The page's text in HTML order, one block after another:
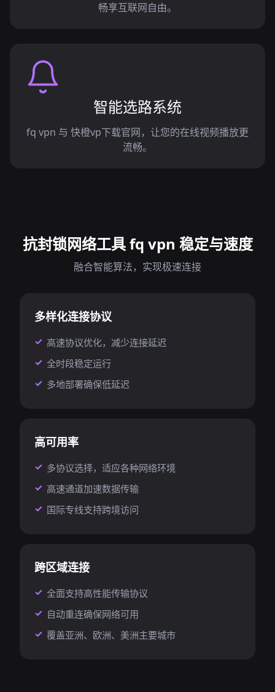
畅享互联网自由。
智能选路系统
fq vpn 与 快橙vp下载官网，让您的在线视频播放更
流畅。
抗封锁网络工具 fq vpn 稳定与速度
融合智能算法，实现极速连接
多样化连接协议
高速协议优化，减少连接延迟
全时段稳定运行
多地部署确保低延迟
高可用率
多协议选择，适应各种网络环境
高速通道加速数据传输
国际专线支持跨境访问
跨区域连接
全面支持高性能传输协议
自动重连确保网络可用
覆盖亚洲、欧洲、美洲主要城市